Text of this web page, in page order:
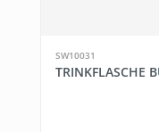
SW10031
TRINKFLASCHE